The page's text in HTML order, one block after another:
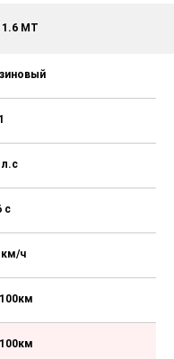
пассажира
ключе +
для
водителя и
экстренном
1.6 MT
л.с
с
км/ч